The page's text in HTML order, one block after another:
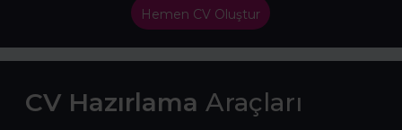
Hemen CV Oluştur
CV Hazırlama Araçları